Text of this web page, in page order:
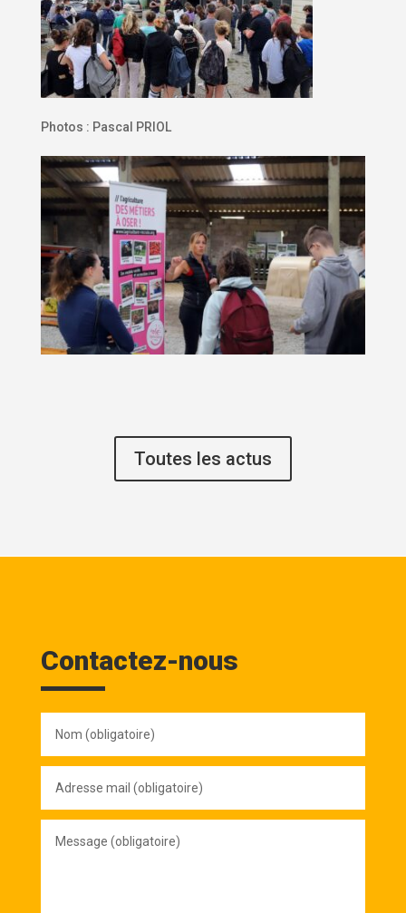
Photos : Pascal PRIOL
Toutes les actus
Contactez-nous
(obligatoire)
mail
(obligatoire)